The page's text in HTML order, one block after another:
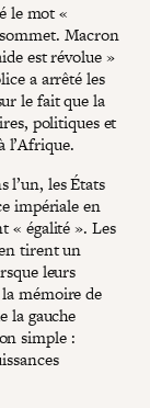
le mot «
Macron
est révolue »
a arrêté les
le fait que la
politiques et
l’Afrique.
l’un, les États
impériale en
« égalité ». Les
tirent un
leurs
mémoire de
la gauche
simple :